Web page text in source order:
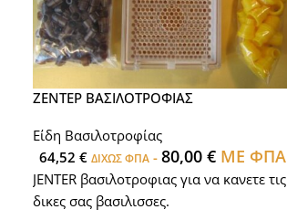
ΖΕΝΤΕΡ ΒΑΣΙΛΟΤΡΟΦΙΑΣ
Είδη Βασιλοτροφίας
64,52 € ΔΙΧΩΣ ΦΠΑ- 80,00 €ΜΕ ΦΠΑ
JENTER βασιλοτροφιας για να κανετε τις
δικες σας βασιλισσες.